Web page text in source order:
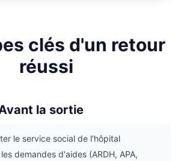
clés d'un retour
réussi
la sortie
le service social de l'hôpital
demandes d'aides (ARDH, APA,